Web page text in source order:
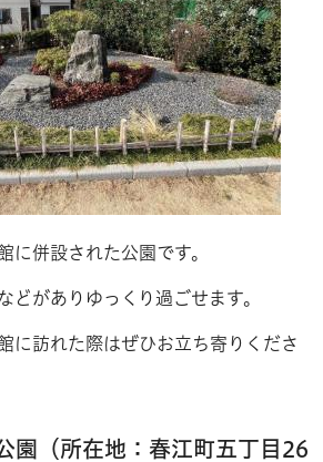
に併設された公園です。
どがありゆっくり過ごせます。
に訪れた際はぜひお立ち寄りくださ
園（所在地：春江町五丁目26